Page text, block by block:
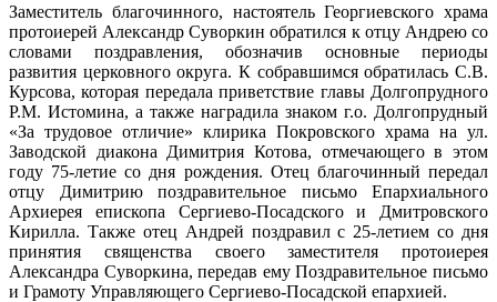
Заместитель благочинного, настоятель Георгиевского храма
протоиерей Александр Суворкин обратился к отцу Андрею со
словами поздравления, обозначив основные периоды
развития церковного округа. К собравшимся обратилась С.В.
Курсова, которая передала приветствие главы Долгопрудного
Р.М. Истомина, а также наградила знаком г.о. Долгопрудный
«За трудовое отличие» клирика Покровского храма на ул.
Заводской диакона Димитрия Котова, отмечающего в этом
году 75-летие со дня рождения. Отец благочинный передал
отцу Димитрию поздравительное письмо Епархиального
Архиерея епископа Сергиево-Посадского и Дмитровского
Кирилла. Также отец Андрей поздравил с 25-летием со дня
принятия священства своего заместителя протоиерея
Александра Суворкина, передав ему Поздравительное письмо
и Грамоту Управляющего Сергиево-Посадской епархией.